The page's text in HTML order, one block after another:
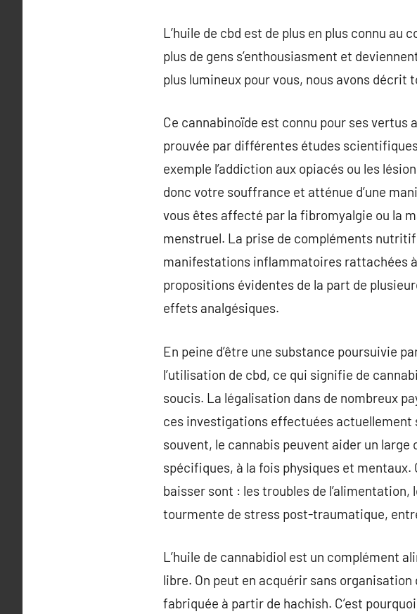
L’huile de cbd est de plus en plus connu au
plus de gens s’enthousiasment et
plus lumineux pour vous, nous avons décrit
Ce cannabinoïde est connu pour ses
prouvée par différentes études
exemple l’addiction aux opiacés ou les
donc votre souffrance et atténue d’une
vous êtes affecté par la fibromyalgie ou la
menstruel. La prise de compléments
manifestations inflammatoires rattachées
propositions évidentes de la part de
effets analgésiques.
En peine d’être une substance poursuivie
l’utilisation de cbd, ce qui signifie de
soucis. La légalisation dans de nombreux
ces investigations effectuées actuellement
souvent, le cannabis peuvent aider un
spécifiques, à la fois physiques et
baisser sont : les troubles de
tourmente de stress post-traumatique,
L’huile de cannabidiol est un complément
libre. On peut en acquérir sans
fabriquée à partir de hachish. C’est